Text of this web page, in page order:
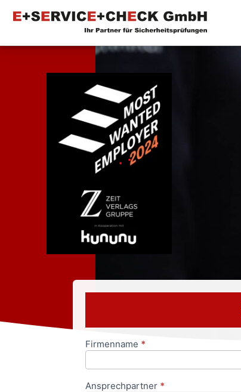
Anfrageformular
Firmenname *
Ansprechpartner *